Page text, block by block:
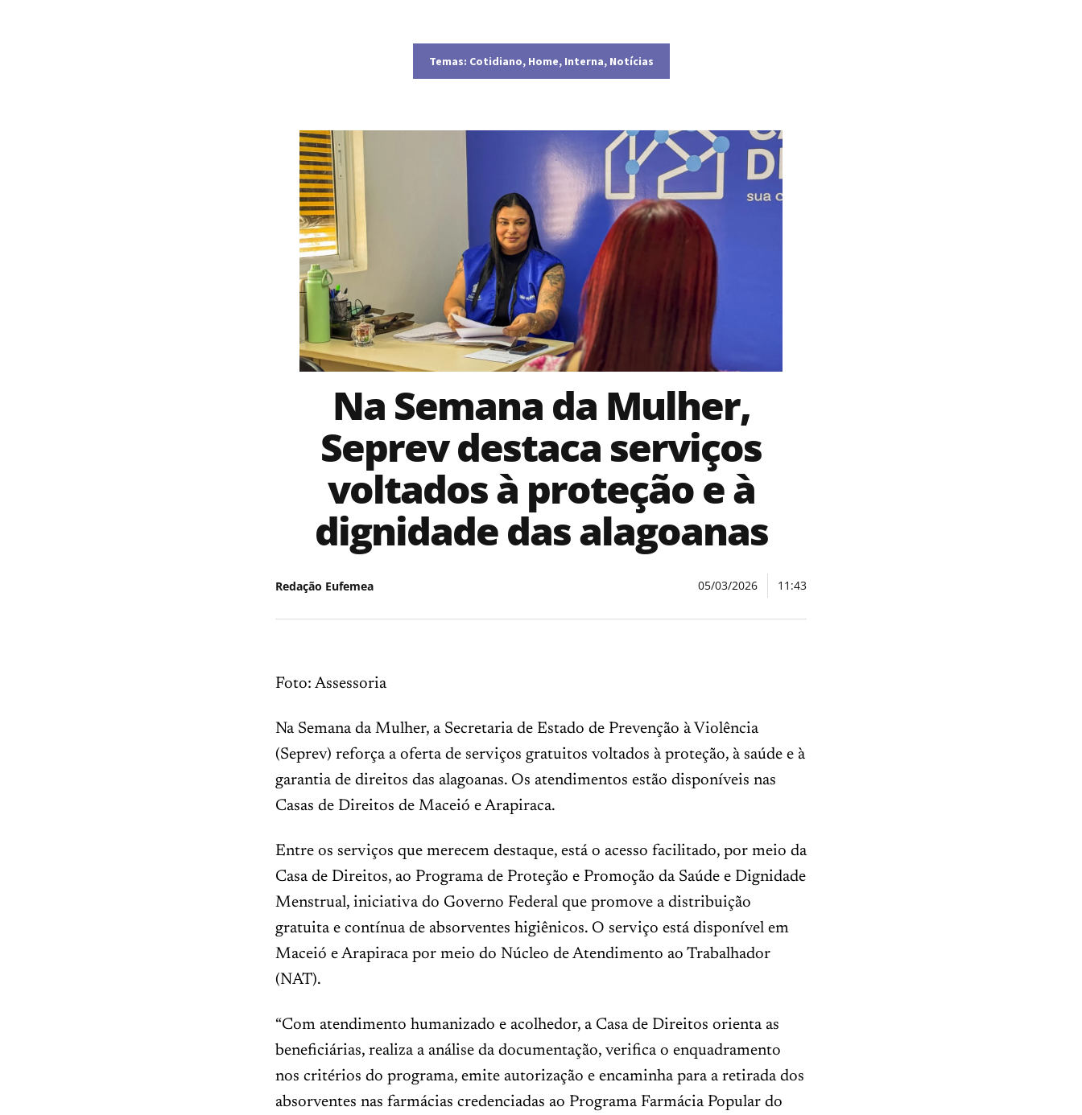
Temas: Cotidiano, Home, Interna, Notícias
Na Semana da Mulher,
Seprev destaca serviços
voltados à proteção e à
dignidade das alagoanas
Redação Eufemea 05/03/2026 11:43
Foto: Assessoria
Na Semana da Mulher, a Secretaria de Estado de Prevenção à Violência
(Seprev) reforça a oferta de serviços gratuitos voltados à proteção, à saúde e à
garantia de direitos das alagoanas. Os atendimentos estão disponíveis nas
Casas de Direitos de Maceió e Arapiraca.
Entre os serviços que merecem destaque, está o acesso facilitado, por meio da
Casa de Direitos, ao Programa de Proteção e Promoção da Saúde e Dignidade
Menstrual, iniciativa do Governo Federal que promove a distribuição
gratuita e contínua de absorventes higiênicos. O serviço está disponível em
Maceió e Arapiraca por meio do Núcleo de Atendimento ao Trabalhador
(NAT).
“Com atendimento humanizado e acolhedor, a Casa de Direitos orienta as
beneficiárias, realiza a análise da documentação, verifica o enquadramento
nos critérios do programa, emite autorização e encaminha para a retirada dos
absorventes nas farmácias credenciadas ao Programa Farmácia Popular do